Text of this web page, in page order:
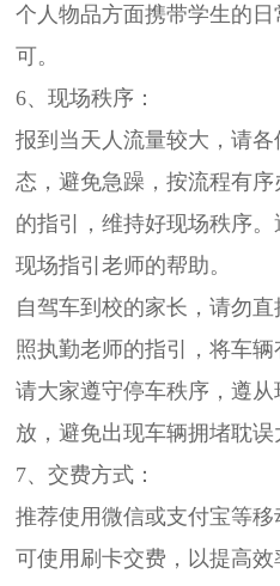
个人物品方面携带学生的
可。
6、现场秩序：
报到当天人流量较大，请
态，避免急躁，按流程有
的指引，维持好现场秩序
现场指引老师的帮助。
自驾车到校的家长，请勿
照执勤老师的指引，将车辆
请大家遵守停车秩序，遵
放，避免出现车辆拥堵耽误
7、交费方式：
推荐使用微信或支付宝等
可使用刷卡交费，以提高效